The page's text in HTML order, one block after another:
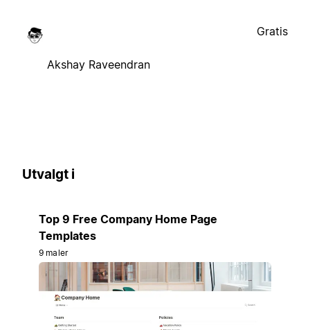
Akshay Raveendran
Gratis
Utvalgt i
Top 9 Free Company Home Page
Templates
9 maler